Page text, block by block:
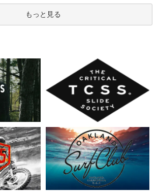
もっと見る